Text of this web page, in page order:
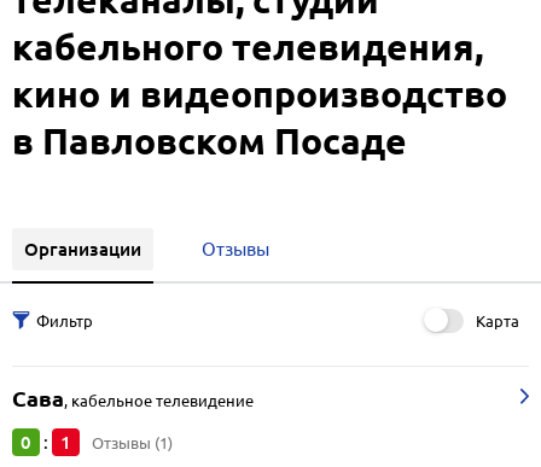
кабельного телевидения,
кино и видеопроизводство
в Павловском Посаде
Организации Отзывы
Карта
Сава, кабельное телевидение
0 : 1 Отзывы (1)